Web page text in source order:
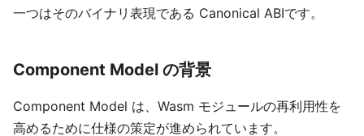
一つはそのバイナリ表現である Canonical ABIです。
Component Model の背景
Component Model は、Wasm モジュールの再利用性を
高めるために仕様の策定が進められています。